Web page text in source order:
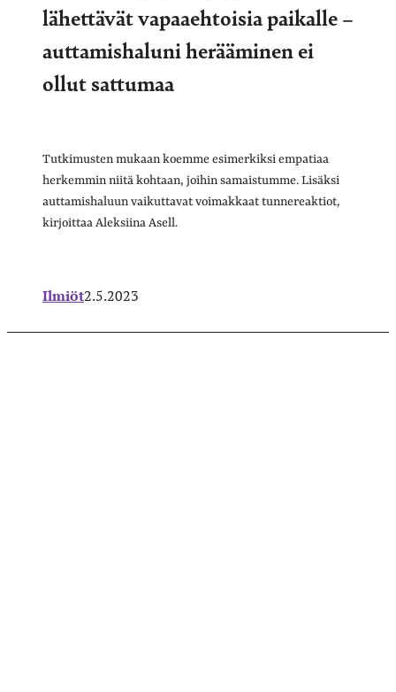
lähettävät vapaaehtoisia paikalle –
auttamishaluni herääminen ei
ollut sattumaa
Tutkimusten mukaan koemme esimerkiksi empatiaa
herkemmin niitä kohtaan, joihin samaistumme. Lisäksi
auttamishaluun vaikuttavat voimakkaat tunnereaktiot,
kirjoittaa Aleksiina Asell.
Ilmiöt2.5.2023